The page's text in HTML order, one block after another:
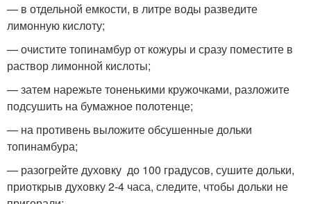
— в отдельной емкости, в литре воды разведите
лимонную кислоту;
— очистите топинамбур от кожуры и сразу поместите в
раствор лимонной кислоты;
— затем нарежьте тоненькими кружочками, разложите
подсушить на бумажное полотенце;
— на противень выложите обсушенные дольки
топинамбура;
— разогрейте духовку до 100 градусов, сушите дольки,
приоткрыв духовку 2-4 часа, следите, чтобы дольки не